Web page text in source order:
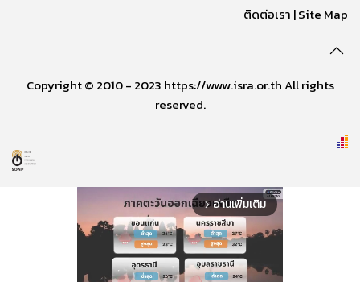
ติดต่อเรา |Site Map
Copyright © 2010 - 2023 https://www.isra.or.th All rights
reserved.
arrow_forward_ios อ่านเพิ่มเติม